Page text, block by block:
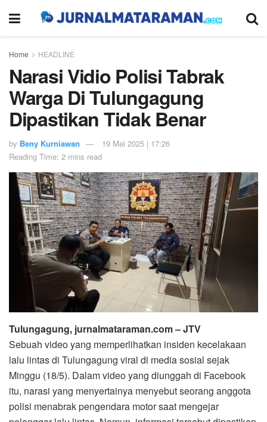
Home HEADLINE
Narasi Vidio Polisi Tabrak
Warga Di Tulungagung
Dipastikan Tidak Benar
by Beny Kurniawan
19 Mei 2025 | 17:26
Reading Time: 2 mins read
Tulungagung, jurnalmataraman.com – JTV
Sebuah video yang memperlihatkan insiden kecelakaan
lalu lintas di Tulungagung viral di media sosial sejak
Minggu (18/5). Dalam video yang diunggah di Facebook
itu, narasi yang menyertainya menyebut seorang anggota
polisi menabrak pengendara motor saat mengejar